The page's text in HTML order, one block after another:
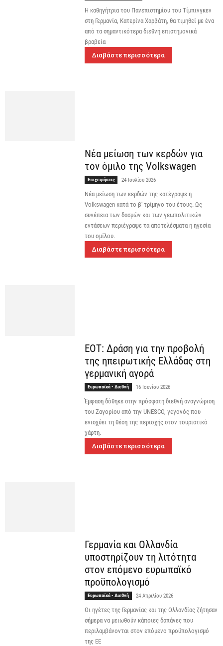
Η καθηγήτρια του Πανεπιστημίου του Τίμπινγκεν
στη Γερμανία, Κατερίνα Χαρβάτη, θα τιμηθεί με ένα
από τα σημαντικότερα διεθνή επιστημονικά
βραβεία
Διαβάστε περισσότερα
Νέα μείωση των κερδών για
τον όμιλο της Volkswagen
Επιχειρήσεις 24 Ιουλίου 2026
Νέα μείωση των κερδών της κατέγραψε η
Volkswagen κατά το β' τρίμηνο του έτους. Ως
συνέπεια των δασμών και των γεωπολιτικών
εντάσεων περιέγραψε τα αποτελέσματα η ηγεσία
του ομίλου.
Διαβάστε περισσότερα
ΕΟΤ: Δράση για την προβολή
της ηπειρωτικής Ελλάδας στη
γερμανική αγορά
Ευρωπαϊκά - Διεθνή 16 Ιουνίου 2026
Έμφαση δόθηκε στην πρόσφατη διεθνή αναγνώριση
του Ζαγορίου από την UNESCO, γεγονός που
ενισχύει τη θέση της περιοχής στον τουριστικό
χάρτη.
Διαβάστε περισσότερα
Γερμανία και Ολλανδία
υποστηρίζουν τη λιτότητα
στον επόμενο ευρωπαϊκό
προϋπολογισμό
Ευρωπαϊκά - Διεθνή 24 Απριλίου 2026
Οι ηγέτες της Γερμανίας και της Ολλανδίας ζήτησαν
σήμερα να μειωθούν κάποιες δαπάνες που
περιλαμβάνονται στον επόμενο προϋπολογισμό
της ΕΕ